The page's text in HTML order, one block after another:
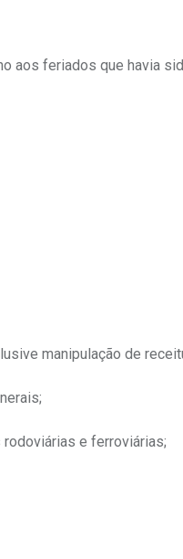
aos feriados que havia
manipulação de
e ferroviárias;